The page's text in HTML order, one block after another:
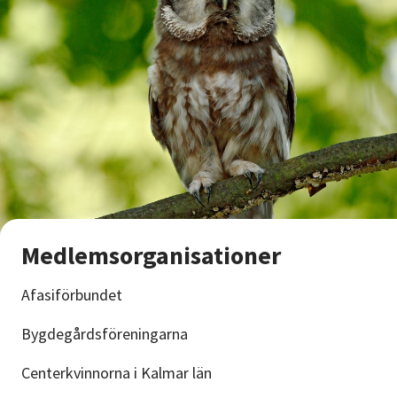
Medlemsorganisationer
Afasiförbundet
Bygdegårdsföreningarna
Centerkvinnorna i Kalmar län